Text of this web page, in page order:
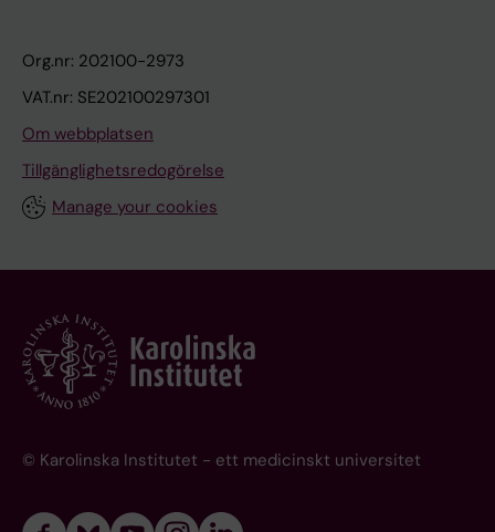
Org.nr: 202100-2973
VAT.nr: SE202100297301
Om webbplatsen
Tillgänglighetsredogörelse
Manage your cookies
© Karolinska Institutet - ett medicinskt universitet